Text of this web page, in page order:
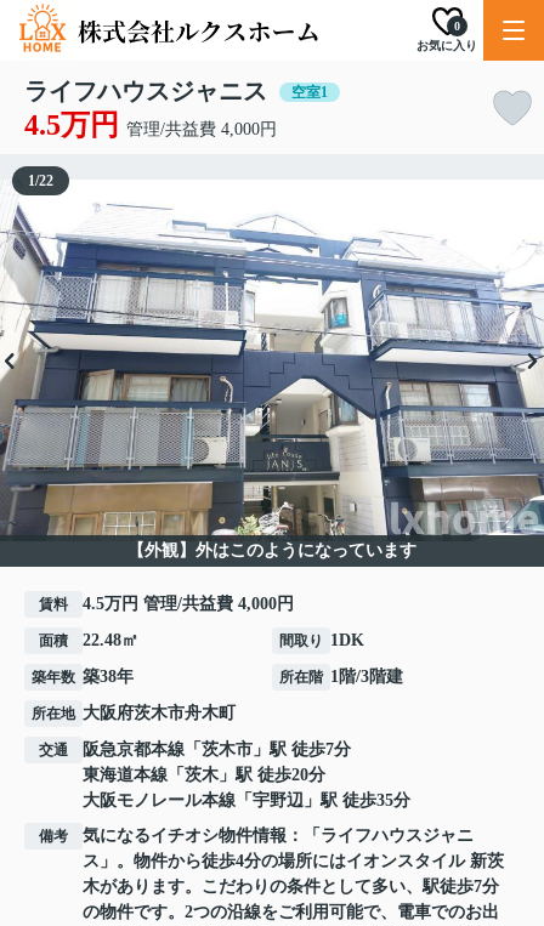
お気に入り
0
ライフハウスジャニス 空室1
4.5万円 管理/共益費 4,000円
【外観】外はこのようになっています
1/22
賃料 4.5万円 管理/共益費 4,000円
面積 22.48㎡ 間取り 1DK
築年数 築38年 所在階 1階/3階建
所在地 大阪府茨木市舟木町
交通 阪急京都本線 「 茨木市 」駅 徒歩7分
東海道本線 「 茨木 」駅 徒歩20分
大阪モノレール本線 「 宇野辺 」駅 徒歩35分
備考
気になるイチオシ物件情報：「ライフハウスジャニ
ス」。物件から徒歩4分の場所にはイオンスタイル 新茨
木があります。こだわりの条件として多い、駅徒歩7分
の物件です。2つの沿線をご利用可能で、電車でのお出